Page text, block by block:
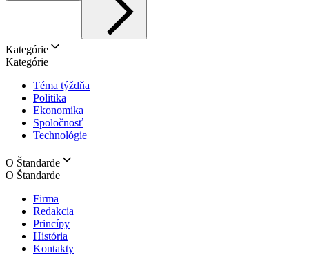
Kategórie
Kategórie
Téma týždňa
Politika
Ekonomika
Spoločnosť
Technológie
O Štandarde
O Štandarde
Firma
Redakcia
Princípy
História
Kontakty